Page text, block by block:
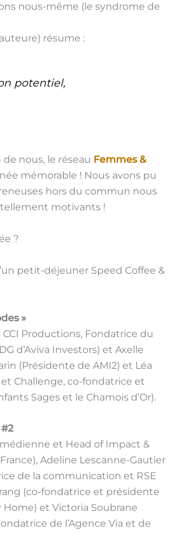
nous-même (le syndrome de
résume :
potentiel,
nous, le réseau Femmes &
mémorable ! Nous avons pu
hors du commun nous
motivants !
?
petit-déjeuner Speed Coffee &
»
Productions, Fondatrice du
d’Aviva Investors) et Axelle
(Présidente de AMI2) et Léa
Challenge, co-fondatrice et
Sages et le Chamois d’Or).
et Head of Impact &
Adeline Lescanne-Gautier
de la communication et RSE
(co-fondatrice et présidente
Home) et Victoria Soubrane
de l’Agence Via et de